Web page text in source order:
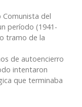
del
período (1941-
tramo de la
de autoencierro
intentaron
que terminaba